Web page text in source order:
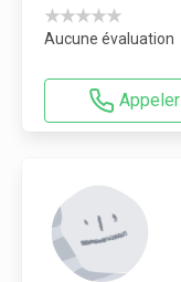
★★★★★
Aucune évaluation
Appeler